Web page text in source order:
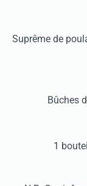
Suprême de
Bûches
1